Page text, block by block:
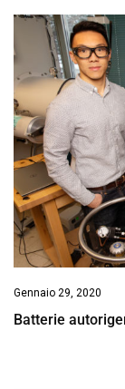
Gennaio 29, 2020
Batterie